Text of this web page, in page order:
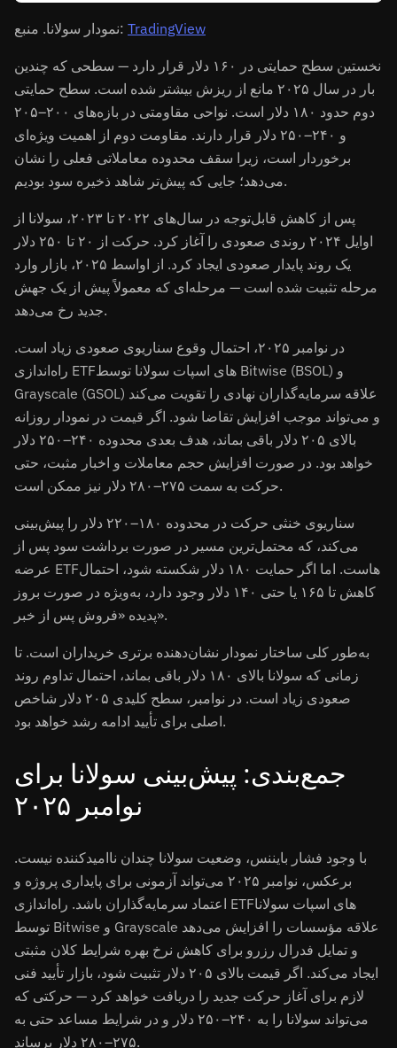
نمودار سولانا. منبع: TradingView
نخستین سطح حمایتی در ۱۶۰ دلار قرار دارد — سطحی که چندین
بار در سال ۲۰۲۵ مانع از ریزش بیشتر شده است. سطح حمایتی
دوم حدود ۱۸۰ دلار است. نواحی مقاومتی در بازه‌های ۲۰۰–۲۰۵
و ۲۴۰–۲۵۰ دلار قرار دارند. مقاومت دوم از اهمیت ویژه‌ای
برخوردار است، زیرا سقف محدوده معاملاتی فعلی را نشان
می‌دهد؛ جایی که پیش‌تر شاهد ذخیره سود بودیم.
پس از کاهش قابل‌توجه در سال‌های ۲۰۲۲ تا ۲۰۲۳، سولانا از
اوایل ۲۰۲۴ روندی صعودی را آغاز کرد. حرکت از ۲۰ تا ۲۵۰ دلار
یک روند پایدار صعودی ایجاد کرد. از اواسط ۲۰۲۵، بازار وارد
مرحله تثبیت شده است — مرحله‌ای که معمولاً پیش از یک جهش
جدید رخ می‌دهد.
در نوامبر ۲۰۲۵، احتمال وقوع سناریوی صعودی زیاد است.
راه‌اندازی ETFهای اسپات سولانا توسط Bitwise (BSOL) و
Grayscale (GSOL) علاقه سرمایه‌گذاران نهادی را تقویت می‌کند
و می‌تواند موجب افزایش تقاضا شود. اگر قیمت در نمودار روزانه
بالای ۲۰۵ دلار باقی بماند، هدف بعدی محدوده ۲۴۰–۲۵۰ دلار
خواهد بود. در صورت افزایش حجم معاملات و اخبار مثبت، حتی
حرکت به سمت ۲۷۵–۲۸۰ دلار نیز ممکن است.
سناریوی خنثی حرکت در محدوده ۱۸۰–۲۲۰ دلار را پیش‌بینی
می‌کند، که محتمل‌ترین مسیر در صورت برداشت سود پس از
عرضه ETFهاست. اما اگر حمایت ۱۸۰ دلار شکسته شود، احتمال
کاهش تا ۱۶۵ یا حتی ۱۴۰ دلار وجود دارد، به‌ویژه در صورت بروز
پدیده «فروش پس از خبر».
به‌طور کلی ساختار نمودار نشان‌دهنده برتری خریداران است. تا
زمانی که سولانا بالای ۱۸۰ دلار باقی بماند، احتمال تداوم روند
صعودی زیاد است. در نوامبر، سطح کلیدی ۲۰۵ دلار شاخص
اصلی برای تأیید ادامه رشد خواهد بود.
جمع‌بندی: پیش‌بینی سولانا برای
نوامبر ۲۰۲۵
با وجود فشار بایننس، وضعیت سولانا چندان ناامیدکننده نیست.
برعکس، نوامبر ۲۰۲۵ می‌تواند آزمونی برای پایداری پروژه و
اعتماد سرمایه‌گذاران باشد. راه‌اندازی ETFهای اسپات سولانا
توسط Bitwise و Grayscale علاقه مؤسسات را افزایش می‌دهد
و تمایل فدرال رزرو برای کاهش نرخ بهره شرایط کلان مثبتی
ایجاد می‌کند. اگر قیمت بالای ۲۰۵ دلار تثبیت شود، بازار تأیید فنی
لازم برای آغاز حرکت جدید را دریافت خواهد کرد — حرکتی که
می‌تواند سولانا را به ۲۴۰–۲۵۰ دلار و در شرایط مساعد حتی به
۲۷۵–۲۸۰ دلار برساند.